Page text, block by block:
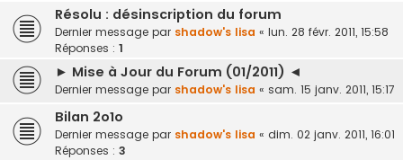
Résolu : désinscription du forum
Dernier message par shadow's lisa « lun. 28 févr. 2011, 15:58
Réponses : 1
► Mise à Jour du Forum (01/2011) ◄
Dernier message par shadow's lisa « sam. 15 janv. 2011, 15:17
Bilan 2o1o
Dernier message par shadow's lisa « dim. 02 janv. 2011, 16:01
Réponses : 3